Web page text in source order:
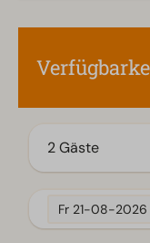
Gartenmöbel
Küche
Einbauküche
Geschirrspüler
Wasserkocher
2 Gäste
Fr 21-08-2026